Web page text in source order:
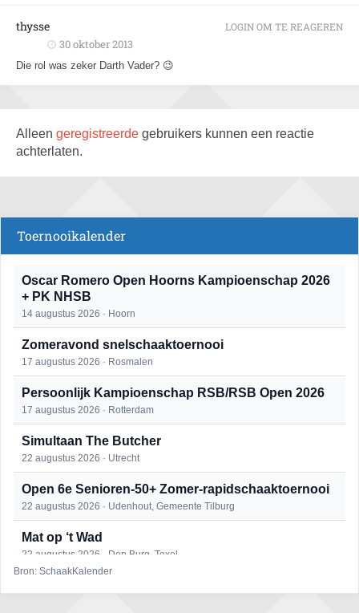
thysse
30 oktober 2013
Die rol was zeker Darth Vader? 😉
LOGIN OM TE REAGEREN
Alleen geregistreerde gebruikers kunnen een reactie
achterlaten.
Toernooikalender
Oscar Romero Open Hoorns Kampioenschap 2026
+ PK NHSB
14 augustus 2026 · Hoorn
Zomeravond snelschaaktoernooi
17 augustus 2026 · Rosmalen
Persoonlijk Kampioenschap RSB/RSB Open 2026
17 augustus 2026 · Rotterdam
Simultaan The Butcher
22 augustus 2026 · Utrecht
Open 6e Senioren-50+ Zomer-rapidschaaktoernooi
22 augustus 2026 · Udenhout, Gemeente Tilburg
Mat op ‘t Wad
22 augustus 2026 · Den Burg, Texel
Bron: SchaakKalender